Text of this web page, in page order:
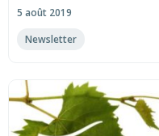
5 août 2019
Newsletter